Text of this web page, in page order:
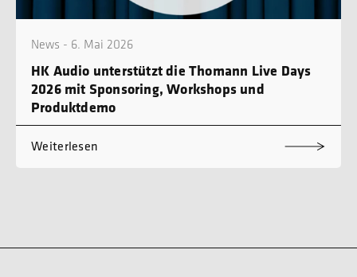
News - 6. Mai 2026
HK Audio unterstützt die Thomann Live Days
2026 mit Sponsoring, Workshops und
Produktdemo
Weiterlesen